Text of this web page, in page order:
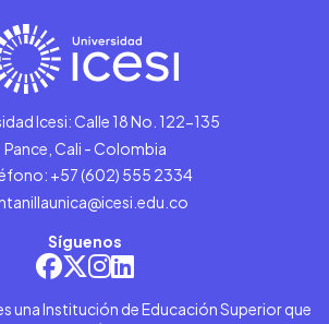
Icesi: Calle 18 No. 122-135
Pance, Cali - Colombia
+57 (602) 555 2334
Síguenos
una Institución de Educación Superior que